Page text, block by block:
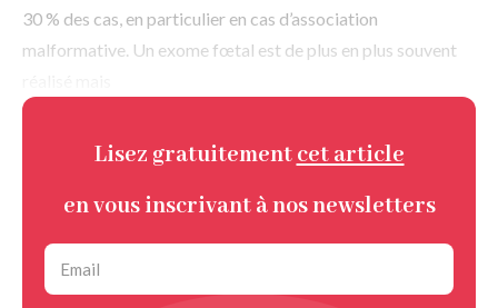
30 % des cas, en particulier en cas d’association
malformative. Un exome fœtal est de plus en plus souvent
Lisez gratuitement cet article
en vous inscrivant à nos newsletters